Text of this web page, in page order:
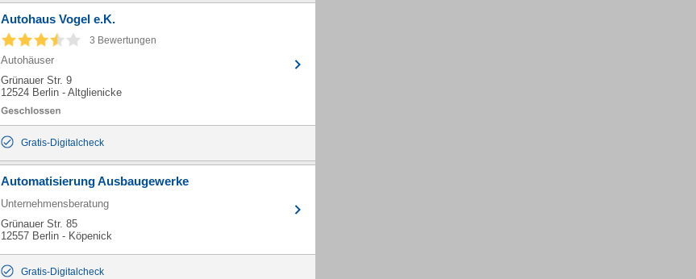
Autohaus Vogel e.K.
3 Bewertungen
Autohäuser
Grünauer Str. 9
12524 Berlin - Altglienicke
Gratis-Digitalcheck
Automatisierung Ausbaugewerke
Unternehmensberatung
Grünauer Str. 85
12557 Berlin - Köpenick
Gratis-Digitalcheck